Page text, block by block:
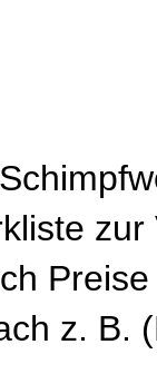
zur
Preise
z. B.